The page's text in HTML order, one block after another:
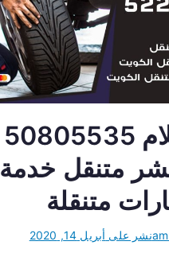
كراج السلام 50805535
متنقل خدمة
متنقلة
نشر على أبريل 14, 2020